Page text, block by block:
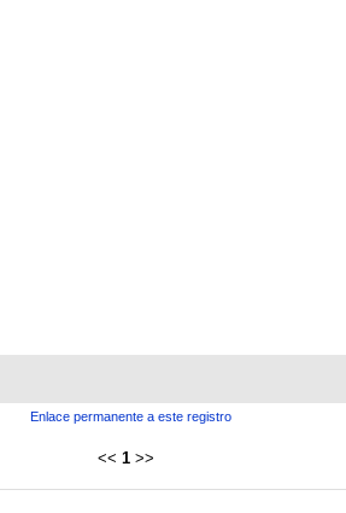
Enlace permanente a este registro
<< 1 >>